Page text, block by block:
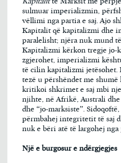
sulmuar imperializmin,
vëllimi nga partia e saj. Ajo
Kapitalit që kapitalizmi dhe
paralelisht; njëra nuk mund
Kapitalizmi kërkon tregje jo-
zgjerohet, imperializmi
të cilin kapitalizmi jetësohet.
tezë u përshëndet me
kritikoi shkrimet e saj mbi
njihte, në Afrikë, Australi
dhe “jo-marksiste”.
përmbahej integritetit të saj
nuk e bëri atë të largohej
Një e burgosur e ndërgjegjes